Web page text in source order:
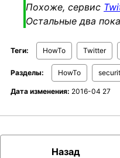
Похоже, сервис
Остальные два
Теги: HowTo Twitter
Разделы: HowTo
Дата изменения: 2016-04 27
Назад